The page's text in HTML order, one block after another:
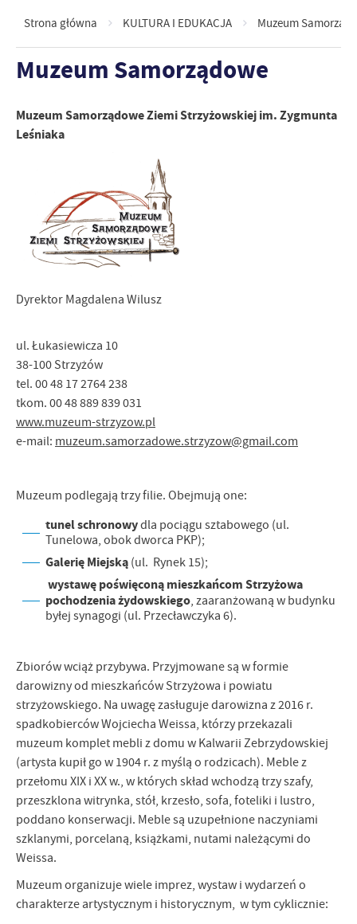
Strona główna KULTURA I EDUKACJA Muzeum
Muzeum Samorządowe
Muzeum Samorządowe Ziemi Strzyżowskiej im. Zygmunta
Leśniaka
Dyrektor Magdalena Wilusz
ul. Łukasiewicza 10
38-100 Strzyżów
tel. 00 48 17 2764 238
tkom. 00 48 889 839 031
www.muzeum-strzyzow.pl
e-mail: muzeum.samorzadowe.strzyzow@gmail.com
Muzeum podlegają trzy filie. Obejmują one:
tunel schronowydla pociągu sztabowego (ul.
Tunelowa, obok dworca PKP);
Galerię Miejską (ul. Rynek 15);
wystawępoświęconą mieszkańcom Strzyżowa
pochodzenia żydowskiego, zaaranżowaną w budynku
byłej synagogi (ul. Przecławczyka 6).
Zbiorów wciąż przybywa. Przyjmowane są w formie
darowizny od mieszkańców Strzyżowa i powiatu
strzyżowskiego. Na uwagę zasługuje darowizna z 2016 r.
spadkobierców Wojciecha Weissa, którzy przekazali
muzeum komplet mebli z domu w Kalwarii Zebrzydowskiej
(artysta kupił go w 1904 r. z myślą o rodzicach). Meble z
przełomu XIX i XX w., w których skład wchodzą trzy szafy,
przeszklona witrynka, stół, krzesło, sofa, foteliki i lustro,
poddano konserwacji. Meble są uzupełnione naczyniami
szklanymi, porcelaną, książkami, nutami należącymi do
Weissa.
Muzeum organizuje wiele imprez, wystaw i wydarzeń o
charakterze artystycznym i historycznym, w tym cyklicznie: